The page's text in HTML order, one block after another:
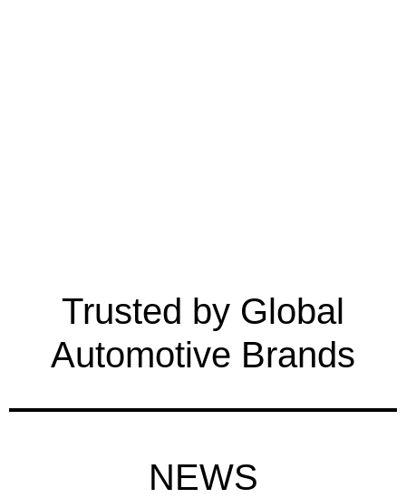
Trusted by Global
Automotive Brands
NEWS